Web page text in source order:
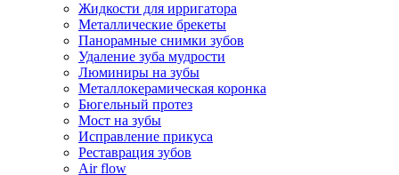
Жидкости для ирригатора
Металлические брекеты
Панорамные снимки зубов
Удаление зуба мудрости
Люминиры на зубы
Металлокерамическая коронка
Бюгельный протез
Мост на зубы
Исправление прикуса
Реставрация зубов
Air flow